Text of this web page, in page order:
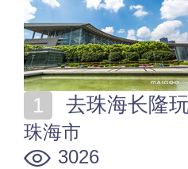
去珠海长隆
珠海市
3026